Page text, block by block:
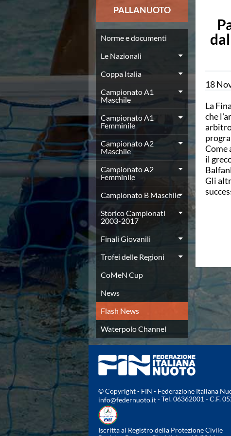
News
Europei a modo Mei
Nuoto
Eventi attività agonistica
Calendario nazionale
Norme e documenti
Risultati e Classifiche
Graduatorie
Graduatorie Stagione 2025-2026
Azzurri
Records
News
Flash News
Pallanuoto
Norme e documenti
Le Nazionali
Coppa Italia
Campionato A1 Maschile
Campionato A1 Femminile
Campionato A2 Maschile
Campionato A2 Femminile
Campionato B Maschile
Storico Campionati 2003-2017
Finali Giovanili
Trofei delle Regioni
CoMeN Cup
News
Flash News
Waterpolo Channel
Tuffi
Eventi
Norme e documenti
Risultati e Classifiche
Azzurri
Flash News
Artistico
Eventi
Norme e documenti
PALLANUOTO
Norme e documenti
Le Nazionali
Coppa Italia
Campionato A1
Maschile
Campionato A1
Femminile
Campionato A2
Maschile
Campionato A2
Femminile
Campionato B Maschile
Storico Campionati
2003-2017
Finali Giovanili
Trofei delle Regioni
CoMeN Cup
News
Flash News
Waterpolo Channel
18
La
che
Come
il
Gli
© Copyright - FIN - Federazione Italiana
info@federnuoto.it- Tel. 06362001 - C.F.
Iscritta al Registro della Protezione Civile